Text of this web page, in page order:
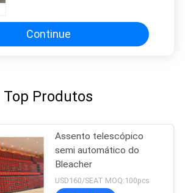
Continue
Top Produtos
Assento telescópico
semi automático do
Bleacher
USD160/SEAT MOQ:100pcs